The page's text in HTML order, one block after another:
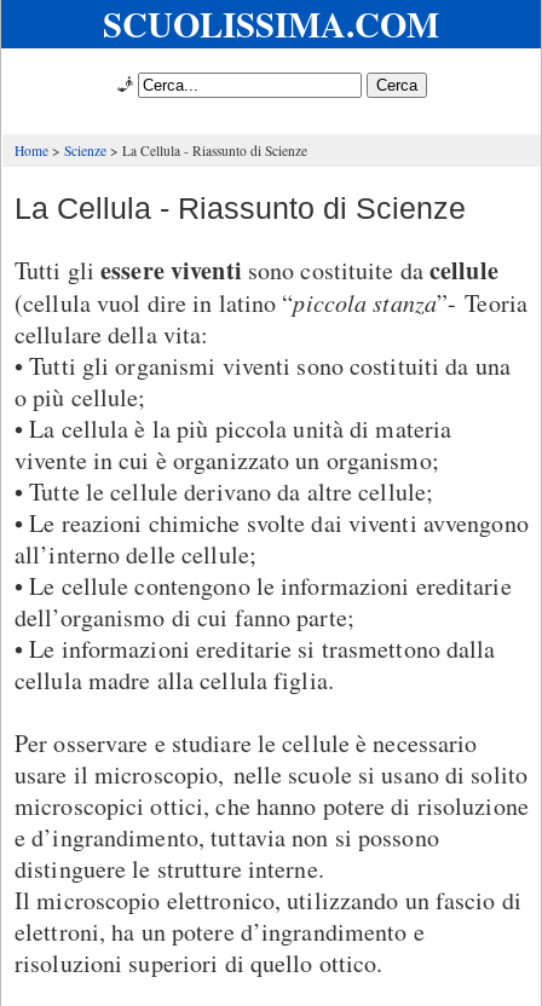
SCUOLISSIMA.COM
🧞
Home Scienze La Cellula - Riassunto di Scienze
La Cellula - Riassunto di Scienze
Tutti gliessere viventi sono costituite dacellule
(cellula vuol dire in latino “piccola stanza”- Teoria
cellulare della vita:
• Tutti gli organismi viventi sono costituiti da una
o più cellule;
• La cellula è la più piccola unità di materia
vivente in cui è organizzato un organismo;
• Tutte le cellule derivano da altre cellule;
• Le reazioni chimiche svolte dai viventi avvengono
all’interno delle cellule;
• Le cellule contengono le informazioni ereditarie
dell’organismo di cui fanno parte;
• Le informazioni ereditarie si trasmettono dalla
cellula madre alla cellula figlia.
Per osservare e studiare le cellule è necessario
usare il microscopio, nelle scuole si usano di solito
microscopici ottici, che hanno potere di risoluzione
e d’ingrandimento, tuttavia non si possono
distinguere le strutture interne.
Il microscopio elettronico, utilizzando un fascio di
elettroni, ha un potere d’ingrandimento e
risoluzioni superiori di quello ottico.